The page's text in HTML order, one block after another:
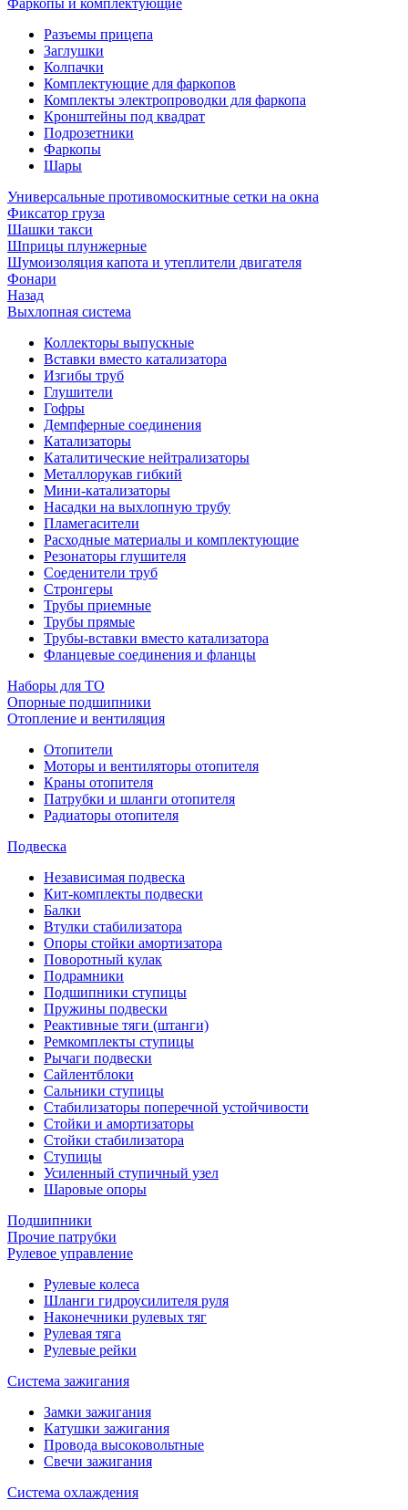
Фаркопы и комплектующие
Разъемы прицепа
Заглушки
Колпачки
Комплектующие для фаркопов
Комплекты электропроводки для фаркопа
Кронштейны под квадрат
Подрозетники
Фаркопы
Шары
Универсальные противомоскитные сетки на окна
Фиксатор груза
Шашки такси
Шприцы плунжерные
Шумоизоляция капота и утеплители двигателя
Фонари
Назад
Выхлопная система
Коллекторы выпускные
Вставки вместо катализатора
Изгибы труб
Глушители
Гофры
Демпферные соединения
Катализаторы
Каталитические нейтрализаторы
Металлорукав гибкий
Мини-катализаторы
Насадки на выхлопную трубу
Пламегасители
Расходные материалы и комплектующие
Резонаторы глушителя
Соеденители труб
Стронгеры
Трубы приемные
Трубы прямые
Трубы-вставки вместо катализатора
Фланцевые соединения и фланцы
Наборы для ТО
Опорные подшипники
Отопление и вентиляция
Отопители
Моторы и вентиляторы отопителя
Краны отопителя
Патрубки и шланги отопителя
Радиаторы отопителя
Подвеска
Независимая подвеска
Кит-комплекты подвески
Балки
Втулки стабилизатора
Опоры стойки амортизатора
Поворотный кулак
Подрамники
Подшипники ступицы
Пружины подвески
Реактивные тяги (штанги)
Ремкомплекты ступицы
Рычаги подвески
Сайлентблоки
Сальники ступицы
Стабилизаторы поперечной устойчивости
Стойки и амортизаторы
Стойки стабилизатора
Ступицы
Усиленный ступичный узел
Шаровые опоры
Подшипники
Прочие патрубки
Рулевое управление
Рулевые колеса
Шланги гидроусилителя руля
Наконечники рулевых тяг
Рулевая тяга
Рулевые рейки
Система зажигания
Замки зажигания
Катушки зажигания
Провода высоковольтные
Свечи зажигания
Система охлаждения